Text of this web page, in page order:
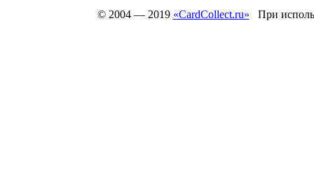
© 2004 — 2019 «CardCollect.ru» При